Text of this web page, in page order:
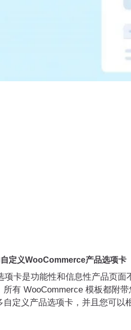
定义WooCommerce产品选项卡
卡是功能性和信息性产品页面
有 WooCommerce 模板都附
定义产品选项卡，并且您可以